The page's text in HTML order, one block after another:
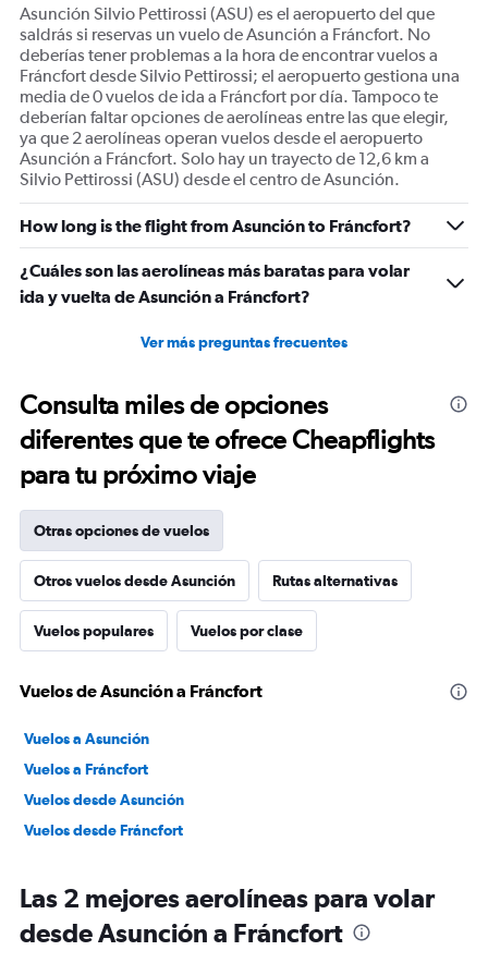
Asunción Silvio Pettirossi (ASU) es el aeropuerto del que
saldrás si reservas un vuelo de Asunción a Fráncfort. No
deberías tener problemas a la hora de encontrar vuelos a
Fráncfort desde Silvio Pettirossi; el aeropuerto gestiona una
media de 0 vuelos de ida a Fráncfort por día. Tampoco te
deberían faltar opciones de aerolíneas entre las que elegir,
ya que 2 aerolíneas operan vuelos desde el aeropuerto
Asunción a Fráncfort. Solo hay un trayecto de 12,6 km a
Silvio Pettirossi (ASU) desde el centro de Asunción.
How long is the flight from Asunción to Fráncfort?
¿Cuáles son las aerolíneas más baratas para volar
ida y vuelta de Asunción a Fráncfort?
Ver más preguntas frecuentes
Consulta miles de opciones
diferentes que te ofrece Cheapflights
para tu próximo viaje
Otras opciones de vuelos
Otros vuelos desde Asunción Rutas alternativas
Vuelos populares Vuelos por clase
Vuelos de Asunción a Fráncfort
Vuelos a Asunción
Vuelos a Fráncfort
Vuelos desde Asunción
Vuelos desde Fráncfort
Las 2 mejores aerolíneas para volar
desde Asunción a Fráncfort